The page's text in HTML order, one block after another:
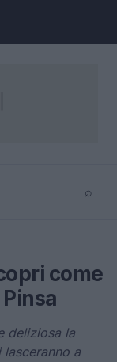
⌕
come
deliziosa la
lasceranno a